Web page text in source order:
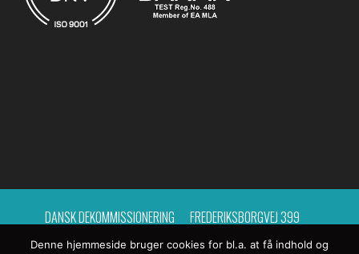
DANSK DEKOMMISSIONERING
FREDERIKSBORGVEJ 399
BYGNING 214, POSTCENTER 15
4000 ROSKILDE
Denne hjemmeside bruger cookies for bl.a. at få indhold og